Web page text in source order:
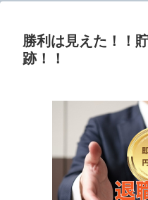
勝利は見えた！！
跡！！